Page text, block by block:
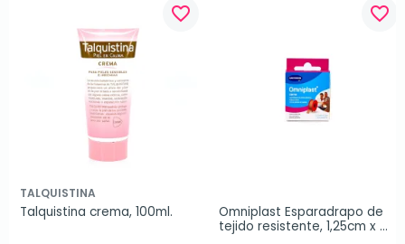
favorite_border
TALQUISTINA
Talquistina crema, 100ml.
favorite_border
Omniplast Esparadrapo de
tejido resistente, 1,25cm x